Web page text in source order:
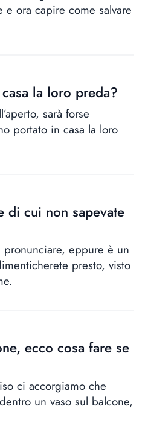
ora capire come salvare
la loro preda?
sarà forse
portato in casa la loro
di cui non sapevate
eppure è un
presto, visto
ecco cosa fare se
ci accorgiamo che
un vaso sul balcone,